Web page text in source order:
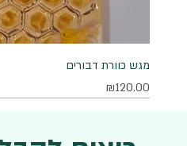
מגש כוורת דבורים
מחיר
₪120.00